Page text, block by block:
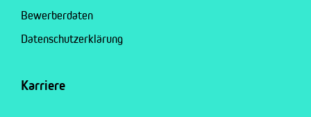
Bewerberdaten
Datenschutzerklärung
Karriere